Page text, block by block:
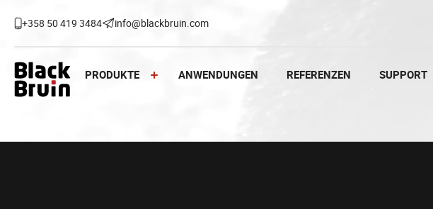
to +358 50 419 3484 info@blackbruin.com
Black Bruin PRODUKTE ANWENDUNGEN REFERENZEN SUPPORT